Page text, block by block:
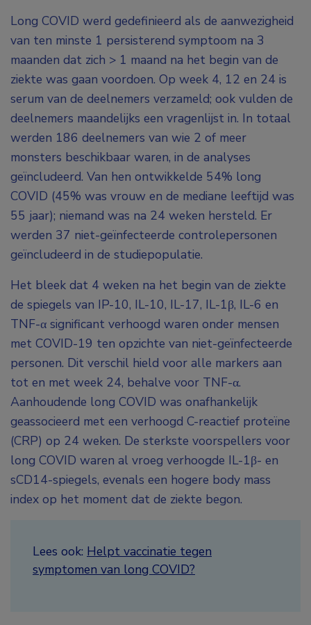
Long COVID werd gedefinieerd als de aanwezigheid
van ten minste 1 persisterend symptoom na 3
maanden dat zich > 1 maand na het begin van de
ziekte was gaan voordoen. Op week 4, 12 en 24 is
serum van de deelnemers verzameld; ook vulden de
deelnemers maandelijks een vragenlijst in. In totaal
werden 186 deelnemers van wie 2 of meer
monsters beschikbaar waren, in de analyses
geïncludeerd. Van hen ontwikkelde 54% long
COVID (45% was vrouw en de mediane leeftijd was
55 jaar); niemand was na 24 weken hersteld. Er
werden 37 niet-geïnfecteerde controlepersonen
geïncludeerd in de studiepopulatie.
Het bleek dat 4 weken na het begin van de ziekte
de spiegels van IP-10, IL-10, IL-17, IL-1β, IL-6 en
TNF-α significant verhoogd waren onder mensen
met COVID-19 ten opzichte van niet-geïnfecteerde
personen. Dit verschil hield voor alle markers aan
tot en met week 24, behalve voor TNF-α.
Aanhoudende long COVID was onafhankelijk
geassocieerd met een verhoogd C-reactief proteïne
(CRP) op 24 weken. De sterkste voorspellers voor
long COVID waren al vroeg verhoogde IL-1β- en
sCD14-spiegels, evenals een hogere body mass
index op het moment dat de ziekte begon.
Lees ook: Helpt vaccinatie tegen
symptomen van long COVID?